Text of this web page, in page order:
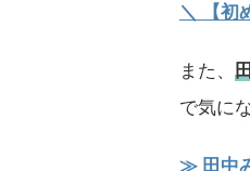
＼ 【初
また、
で気に
≫ 田中